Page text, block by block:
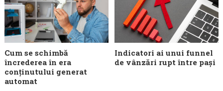
Cum se schimbă
încrederea în era
conținutului generat
automat
Indicatori ai unui funnel
de vânzări rupt între pași